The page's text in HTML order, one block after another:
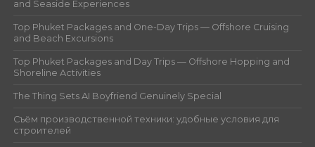
and Seaside Experiences
Top Phuket Packages and One-Day Trips — Offshore Cruising
and Beach Excursions
Top Phuket Packages and Day Trips — Offshore Hopping and
Shoreline Activities
The Thing Sets AI Boyfriend Genuinely Special
Съём производственной техники: удобные условия для
строителей